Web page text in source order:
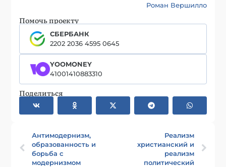
Роман Вершилло
Помочь проекту
СБЕРБАНК
2202 2036 4595 0645
YOOMONEY
41001410883310
Поделиться
Антимодернизм,
образованность и
борьба с
модернизмом
Реализм
христианский и
реализм
политический